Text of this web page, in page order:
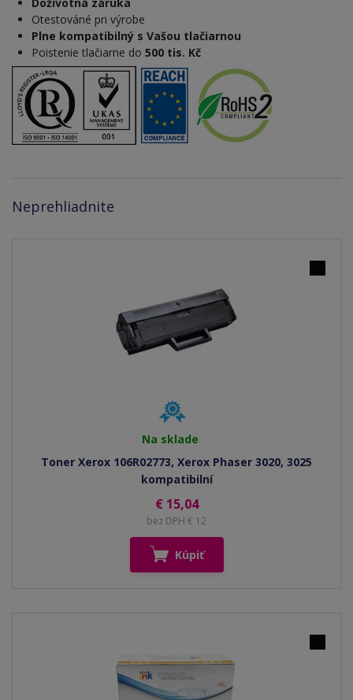
Otestováné pri výrobe
Plne kompatibilný s Vašou tlačiarnou
Poistenie tlačiarne do 500 tis. Kč
Neprehliadnite
Na sklade
Toner Xerox 106R02773, Xerox Phaser 3020, 3025
kompatibilní
€ 15,04
bez DPH € 12
Kúpiť